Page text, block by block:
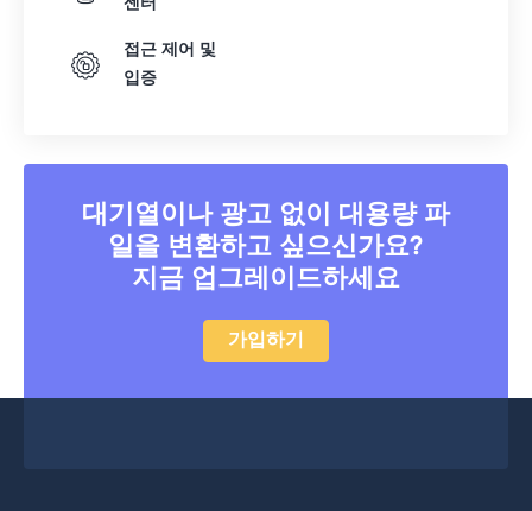
센터
접근 제어 및
입증
대기열이나 광고 없이 대용량 파
일을 변환하고 싶으신가요?
지금 업그레이드하세요
가입하기